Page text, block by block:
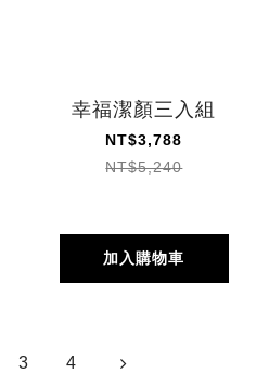
幸福潔顏三入組
NT$3,788
NT$5,240
加入購物車
3 4